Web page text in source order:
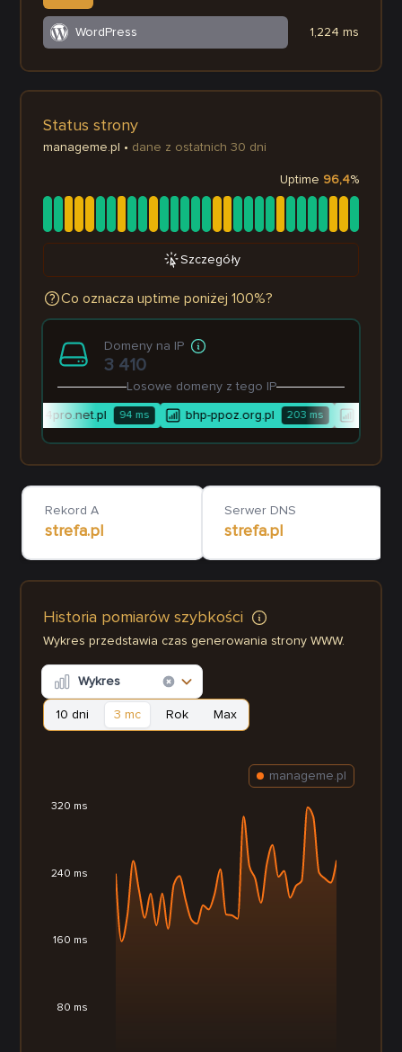
WordPress 1,224 ms
Status strony
manageme.pl • dane z ostatnich 30 dni
Uptime 96,4%
Szczegóły
Co oznacza uptime poniżej 100%?
Domeny na IP
3 410
Losowe domeny z tego IP
4pro.net.pl 94ms bhp-ppoz.org.pl 203ms
Rekord A
strefa.pl
Serwer DNS
strefa.pl
Historia pomiarów szybkości
Wykres przedstawia czas generowania strony WWW.
Wykres
10 dni 3 mc Rok Max
80 ms
160 ms
240 ms
320 ms
manageme.pl